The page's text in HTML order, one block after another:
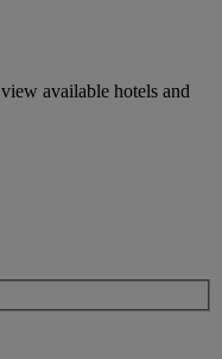
available hotels and